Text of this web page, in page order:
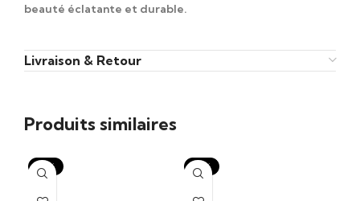
beauté éclatante et durable.
Livraison & Retour
Produits similaires
-15% -15%